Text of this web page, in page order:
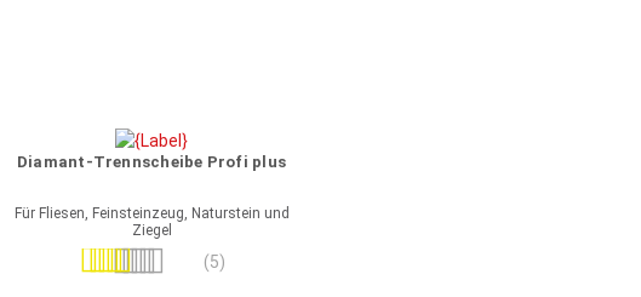
Diamant-Trennscheibe Profi plus
Für Fliesen, Feinsteinzeug, Naturstein und
Ziegel
Bewertung:
(5)